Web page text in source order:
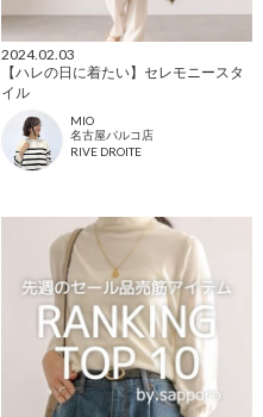
2024.02.03
【ハレの日に着たい】セレモニースタ
イル
MIO
名古屋パルコ店
RIVE DROITE